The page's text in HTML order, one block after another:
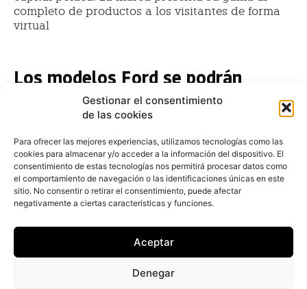
Gestionar el consentimiento
de las cookies
Para ofrecer las mejores experiencias, utilizamos tecnologías como las
cookies para almacenar y/o acceder a la información del dispositivo. El
consentimiento de estas tecnologías nos permitirá procesar datos como
el comportamiento de navegación o las identificaciones únicas en este
sitio. No consentir o retirar el consentimiento, puede afectar
negativamente a ciertas características y funciones.
Aceptar
Denegar
completo de productos a los visitantes de forma
virtual
Los modelos Ford se podrán
probar gracias a la realidad virtual
7 de abril de 2017
probar en el futuro cualquier coche en cualquier sitio
y durante todo el tiempo que necesiten...
El Gadgetrón: ¿Realidad virtual?
No espere sentado
Ángel Sucasas - 28 de marzo de 2017
Le han vendido la moto una vez más. Ya no llega con
su supertele de 60 y pico pulgadas, su súper
smartphone que le dura año y pico o los